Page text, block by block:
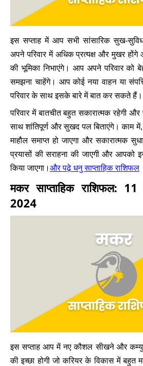
इस सप्ताह में आप सभी सांसारिक सुख-
अपने परिवार में अधिक प्रत्यक्ष और मुखर
की भूमिका निभाएंगे। आप अपने परिवार को
समझना चाहेंगे। आप कोई नया वाहन या
परिवार के साथ इसके बारे में बात कर सकते हैं।
परिवार में बातचीत बहुत सकारात्मक रहेगी
साथ शांतिपूर्ण और सुखद पल बिताएंगे। काम में,
माहौल समाप्त हो जाएगा और सकारात्मक
प्रयासों की सराहना की जाएगी और आपको
किया जाएगा। और पढ़े धनु साप्ताहिक राशिफल
मकर साप्ताहिक राशिफल: 11
2024
इस सप्ताह आप में नए कौशल सीखने और
की इच्छा होगी जो करियर के विकास में बहुत